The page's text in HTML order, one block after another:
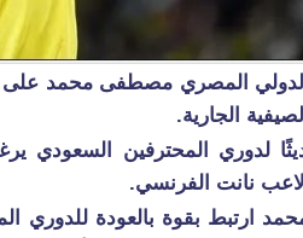
المصري مصطفى محمد على
الجارية.
لدوري المحترفين السعودي
نانت الفرنسي.
ارتبط بقوة بالعودة للدوري